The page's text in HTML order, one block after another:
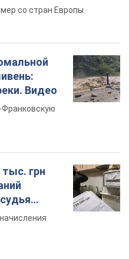
со стран Европы
Видео
грн